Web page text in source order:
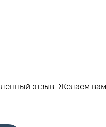
отзыв. Желаем вам